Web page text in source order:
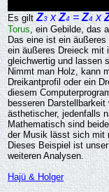
Es giltZ3 xZ4= Z4 x
Torus, ein Gebilde, das
Das eine ist ein
ein äußeres Dreieck mit
gleichwertig und lassen
Nimmt man Holz, kann
Dreikantprofil oder ein
diesem
besseren
ästhetischer, jedenfalls
Mathematisch sind
der Musik lässt sich mit
Dieses Beispiel ist
weiteren Analysen.
Hajü & Holger